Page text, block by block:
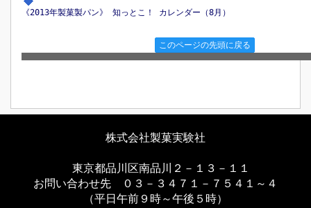
《2013年製菓製パン》 知っとこ！ カレンダー（8月）
このページの先頭に戻る
株式会社製菓実験社
東京都品川区南品川２－１３－１１
お問い合わせ先 ０３－３４７１－７５４１～４
（平日午前９時～午後５時）